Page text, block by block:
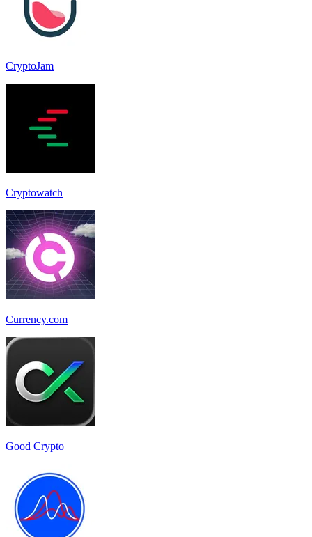
CryptoJam
Cryptowatch
Currency.com
Good Crypto